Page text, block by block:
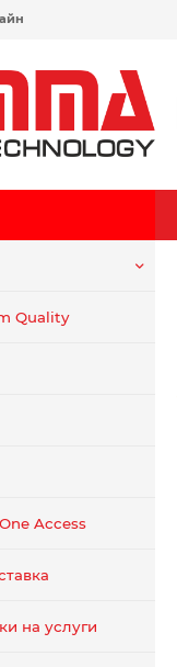
Quality
Access
на услуги